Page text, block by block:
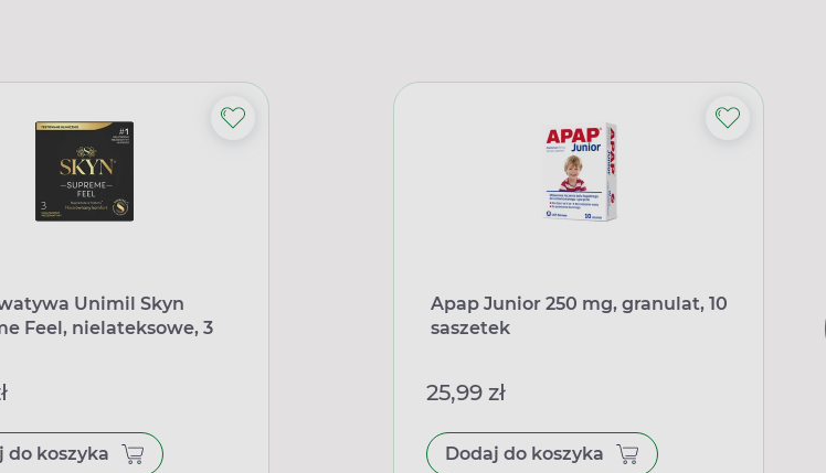
Unimil Skyn
Feel, nielateksowe, 3
do koszyka
Apap Junior 250 mg, granulat, 10
saszetek
25,99 zł
Dodaj do koszyka